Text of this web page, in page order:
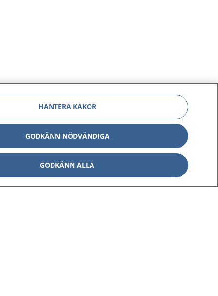
HANTERA KAKOR
GODKÄNN NÖDVÄNDIGA
GODKÄNN ALLA